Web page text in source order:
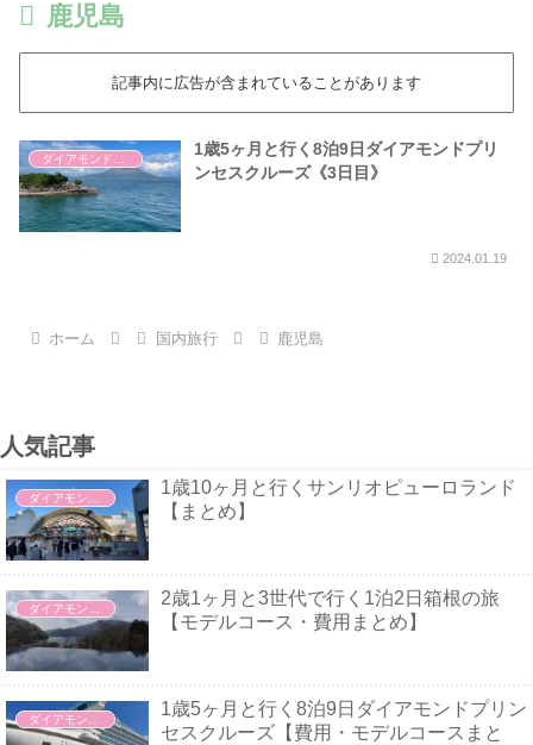
鹿児島
記事内に広告が含まれていることがあります
ダイアモンドプリンセス
1歳5ヶ月と行く8泊9日ダイアモンドプリ
ンセスクルーズ《3日目》
2024.01.19
ホーム 国内旅行 鹿児島
人気記事
1歳10ヶ月と行くサンリオピューロランド
【まとめ】
2歳1ヶ月と3世代で行く1泊2日箱根の旅
【モデルコース・費用まとめ】
ダイアモンドプリンセス
1歳5ヶ月と行く8泊9日ダイアモンドプリン
セスクルーズ【費用・モデルコースまと